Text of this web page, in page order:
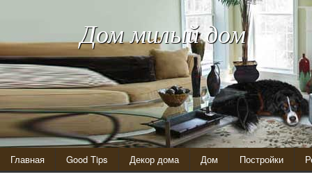
Дом милый дом
Главная Good Tips Декор дома Дом Постройки